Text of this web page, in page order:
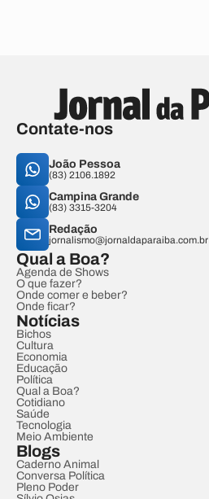
Contate-nos
João Pessoa
(83) 2106.1892
Campina Grande
(83) 3315-3204
Redação
jornalismo@jornaldaparaiba.com.br
Qual a Boa?
Agenda de Shows
O que fazer?
Onde comer e beber?
Onde ficar?
Notícias
Bichos
Cultura
Economia
Educação
Política
Qual a Boa?
Cotidiano
Saúde
Tecnologia
Meio Ambiente
Blogs
Caderno Animal
Conversa Política
Pleno Poder